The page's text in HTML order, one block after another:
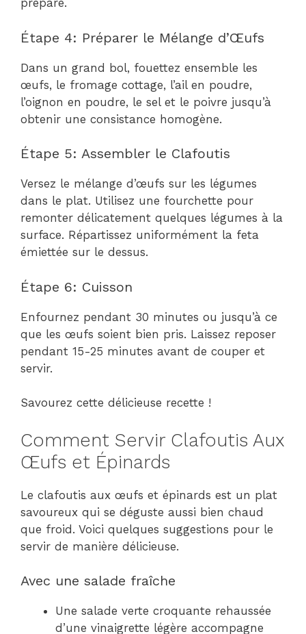
préparé.
Étape 4: Préparer le Mélange d’Œufs
Dans un grand bol, fouettez ensemble les
œufs, le fromage cottage, l’ail en poudre,
l’oignon en poudre, le sel et le poivre jusqu’à
obtenir une consistance homogène.
Étape 5: Assembler le Clafoutis
Versez le mélange d’œufs sur les légumes
dans le plat. Utilisez une fourchette pour
remonter délicatement quelques légumes à la
surface. Répartissez uniformément la feta
émiettée sur le dessus.
Étape 6: Cuisson
Enfournez pendant 30 minutes ou jusqu’à ce
que les œufs soient bien pris. Laissez reposer
pendant 15-25 minutes avant de couper et
servir.
Savourez cette délicieuse recette !
Comment Servir Clafoutis Aux
Œufs et Épinards
Le clafoutis aux œufs et épinards est un plat
savoureux qui se déguste aussi bien chaud
que froid. Voici quelques suggestions pour le
servir de manière délicieuse.
Avec une salade fraîche
Une salade verte croquante rehaussée
d’une vinaigrette légère accompagne